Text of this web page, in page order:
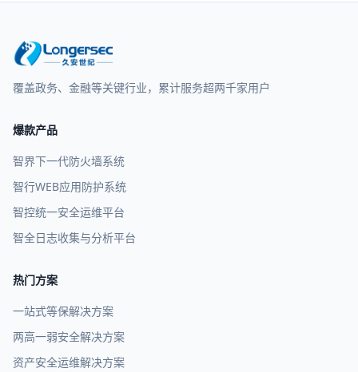
覆盖政务、金融等关键行业，累计服务超两千家用户
爆款产品
智界下一代防火墙系统
智行WEB应用防护系统
智控统一安全运维平台
智全日志收集与分析平台
热门方案
一站式等保解决方案
两高一弱安全解决方案
资产安全运维解决方案